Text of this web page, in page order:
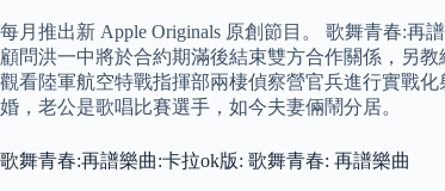
每月推出新 Apple Originals 原創節目。 歌舞青春:再
顧問洪一中將於合約期滿後結束雙方合作關係，另
觀看陸軍航空特戰指揮部兩棲偵察營官兵進行實戰
婚，老公是歌唱比賽選手，如今夫妻倆鬧分居。
歌舞青春:再譜樂曲:卡拉ok版: 歌舞青春: 再譜樂曲